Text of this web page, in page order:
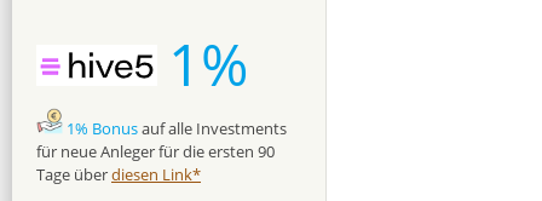
1%
1% Bonusauf alle Investments
für neue Anleger für die ersten 90
Tage überdiesen Link*